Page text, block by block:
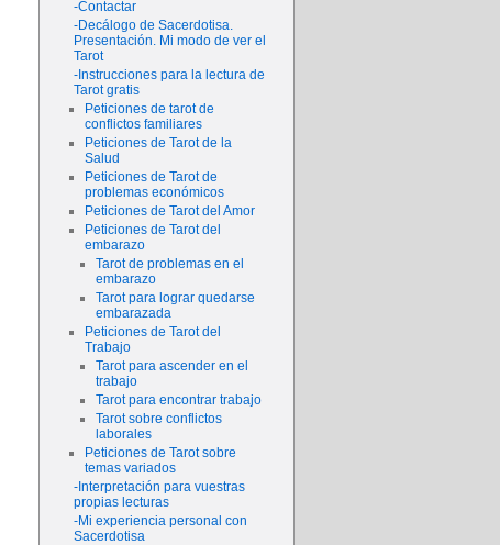
-Contactar
-Decálogo de Sacerdotisa.
Presentación. Mi modo de ver el
Tarot
-Instrucciones para la lectura de
Tarot gratis
Peticiones de tarot de
conflictos familiares
Peticiones de Tarot de la
Salud
Peticiones de Tarot de
problemas económicos
Peticiones de Tarot del Amor
Peticiones de Tarot del
embarazo
Tarot de problemas en el
embarazo
Tarot para lograr quedarse
embarazada
Peticiones de Tarot del
Trabajo
Tarot para ascender en el
trabajo
Tarot para encontrar trabajo
Tarot sobre conflictos
laborales
Peticiones de Tarot sobre
temas variados
-Interpretación para vuestras
propias lecturas
-Mi experiencia personal con
Sacerdotisa